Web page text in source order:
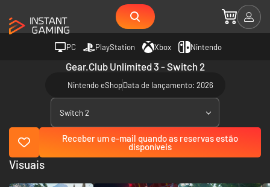
PC PlayStation Xbox Nintendo
Gear.Club Unlimited 3 - Switch 2
Nintendo eShopData de lançamento: 2026
Switch 2
Receber um e-mail quando as reservas estão
disponíveis
Visuais